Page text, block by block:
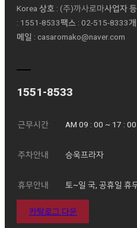
Korea상호 : (주)까사로마ㅤ사업자
: 1551-8533ㅤ팩스 : 02-515-8333ㅤ
메일 : casaromako@naver.com
1551-8533
근무시간 AM 09 : 00 ~ 17 :
주차안내 승욱프라자
휴무안내 토~일 국, 공휴일 휴
카탈로그 다운